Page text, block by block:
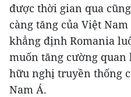
được thời gian qua
càng tăng của Việt
khẳng định Romania
muốn tăng cường quan
hữu nghị truyền thống
Nam Á.